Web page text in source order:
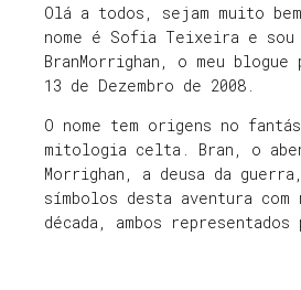
Olá a todos, sejam muito
nome é Sofia Teixeira e sou
BranMorrighan, o meu
13 de Dezembro de 2008.
O nome tem origens no
mitologia celta. Bran, o
Morrighan, a deusa da
símbolos desta aventura com
década, ambos